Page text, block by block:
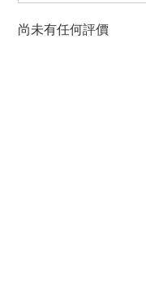
尚未有任何評價